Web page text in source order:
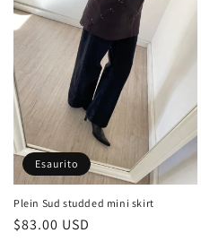
Esaurito
Plein Sud studded mini skirt
Prezzo
$83.00 USD